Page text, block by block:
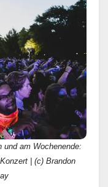
und am Wochenende:
| (c) Brandon